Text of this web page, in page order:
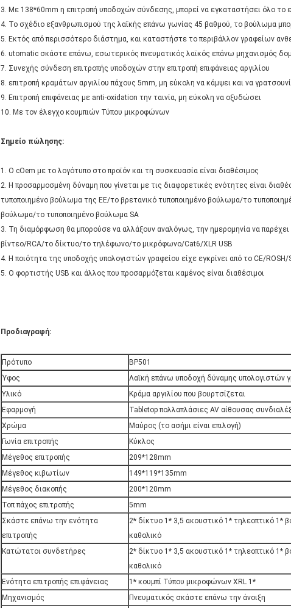
3. Με 138*60mm η επιτροπή υποδοχών σύνδεσης, μπορεί να εγκαταστήσει όλο το
4. Το σχέδιο εξανθρωπισμού της λαϊκής επάνω γωνίας 45 βαθμού, το βούλωμα
5. Εκτός από περισσότερο διάστημα, και καταστήστε το περιβάλλον γραφείων
6. utomatic σκάστε επάνω, εσωτερικός πνευματικός λαϊκός επάνω μηχανισμός
7. Συνεχής σύνδεση επιτροπής υποδοχών στην επιτροπή επιφάνειας αργιλίου
8. επιτροπή κραμάτων αργιλίου πάχους 5mm, μη εύκολη να κάμψει και να
9. Επιτροπή επιφάνειας με anti-oxidation την ταινία, μη εύκολη να οξυδώσει
10. Με τον έλεγχο κουμπιών Τύπου μικροφώνων
Σημείο πώλησης:
1. Ο cOem με το λογότυπο στο προϊόν και τη συσκευασία είναι διαθέσιμος
2. Η προσαρμοσμένη δύναμη που γίνεται με τις διαφορετικές ενότητες είναι
τυποποιημένο βούλωμα της ΕΕ/το βρετανικό τυποποιημένο βούλωμα/το
βούλωμα/το τυποποιημένο βούλωμα SA
3. Τη διαμόρφωση θα μπορούσε να αλλάξουν αναλόγως, την ημερομηνία να
βίντεο/RCA/το δίκτυο/το τηλέφωνο/το μικρόφωνο/Cat6/XLR USB
4. Η ποιότητα της υποδοχής υπολογιστών γραφείου είχε εγκρίνει από το CE/ROSH/
5. Ο φορτιστής USB και άλλος που προσαρμόζεται καμένος είναι διαθέσιμοι
Προδιαγραφή:
Πρότυπο
BP501
Ύφος
Λαϊκή επάνω υποδοχή δύναμης υπολογιστών
Υλικό
Κράμα αργιλίου που βουρτσίζεται
Εφαρμογή
Tabletop πολλαπλάσιες AV αίθουσας
Χρώμα
Μαύρος (το ασήμι είναι επιλογή)
Γωνία επιτροπής
Κύκλος
Μέγεθος επιτροπής
209*128mm
Μέγεθος κιβωτίων
149*119*135mm
Μέγεθος διακοπής
200*120mm
Τοπ πάχος επιτροπής
5mm
Σκάστε επάνω την ενότητα
επιτροπής
2* δίκτυο 1* 3,5 ακουστικό 1* τηλεοπτικό 1*
καθολικό
Κατώτατοι συνδετήρες
2* δίκτυο 1* 3,5 ακουστικό 1* τηλεοπτικό 1*
καθολικό
Ενότητα επιτροπής επιφάνειας
1* κουμπί Τύπου μικροφώνων XRL 1*
Μηχανισμός
Πνευματικός σκάστε επάνω την άνοιξη